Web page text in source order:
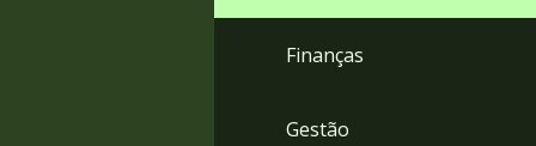
Finanças
Gestão